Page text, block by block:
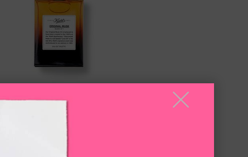
原．麝香淡香水
KIEHL'S契爾氏經典麝香，散發溫暖豐富的
╳